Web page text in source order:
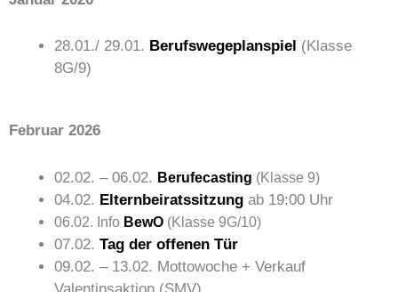
28.01./ 29.01. Berufswegeplanspiel (Klasse
8G/9)
Februar 2026
02.02. – 06.02. Berufecasting (Klasse 9)
04.02. Elternbeiratssitzung ab 19:00 Uhr
06.02. Info BewO (Klasse 9G/10)
07.02. Tag der offenen Tür
09.02. – 13.02. Mottowoche + Verkauf
Valentinsaktion (SMV)